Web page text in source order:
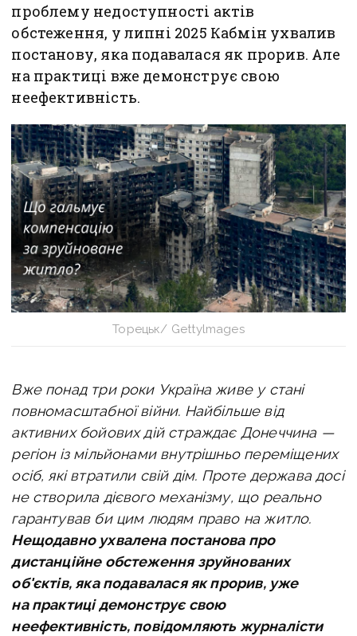
проблему недоступності актів
обстеження, у липні 2025 Кабмін ухвалив
постанову, яка подавалася як прорив. Але
на практиці вже демонструє свою
неефективність.
Торецьк/ Gettylmages
Вже понад три роки Україна живе у стані
повномасштабної війни. Найбільше від
активних бойових дій страждає Донеччина —
регіон із мільйонами внутрішньо переміщених
осіб, які втратили свій дім. Проте держава досі
не створила дієвого механізму, що реально
гарантував би цим людям право на житло.
Нещодавно ухвалена постанова про
дистанційне обстеження зруйнованих
об'єктів, яка подавалася як прорив, уже
на практиці демонструє свою
неефективність, повідомляють журналісти